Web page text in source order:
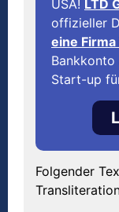
USA! LTD
offizieller
eine Firma
Start-up
Folgender